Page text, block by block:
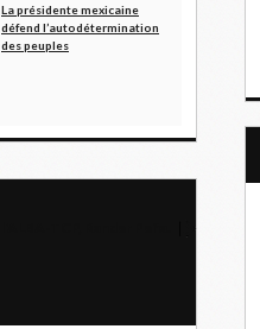
La présidente mexicaine
défend l’autodétermination
des peuples